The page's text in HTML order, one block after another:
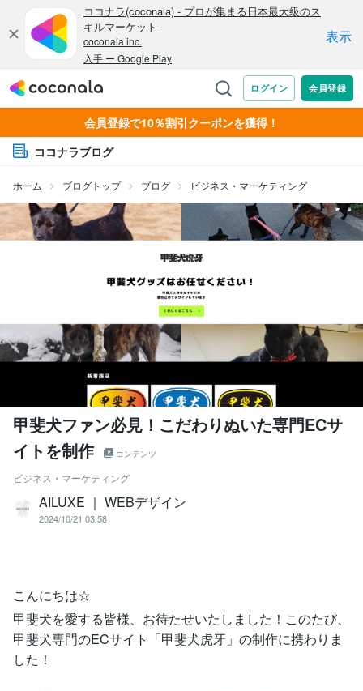
会員登録で10％割引クーポンを獲得！
ココナラブログ
ホーム ブログトップ ブログ ビジネス・マーケティング
甲斐犬ファン必見！こだわりぬいた専門ECサ
イトを制作
コンテンツ
ビジネス・マーケティング
AILUXE ｜ WEBデザイン
2024/10/21 03:58
こんにちは☆
甲斐犬を愛する皆様、お待たせいたしました！このたび、
甲斐犬専門のECサイト「甲斐犬虎牙」の制作に携わりま
した！